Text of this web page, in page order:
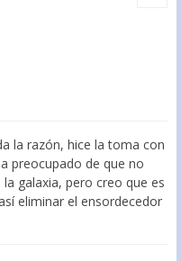
la razón, hice la toma con
preocupado de que no
galaxia, pero creo que es
eliminar el ensordecedor